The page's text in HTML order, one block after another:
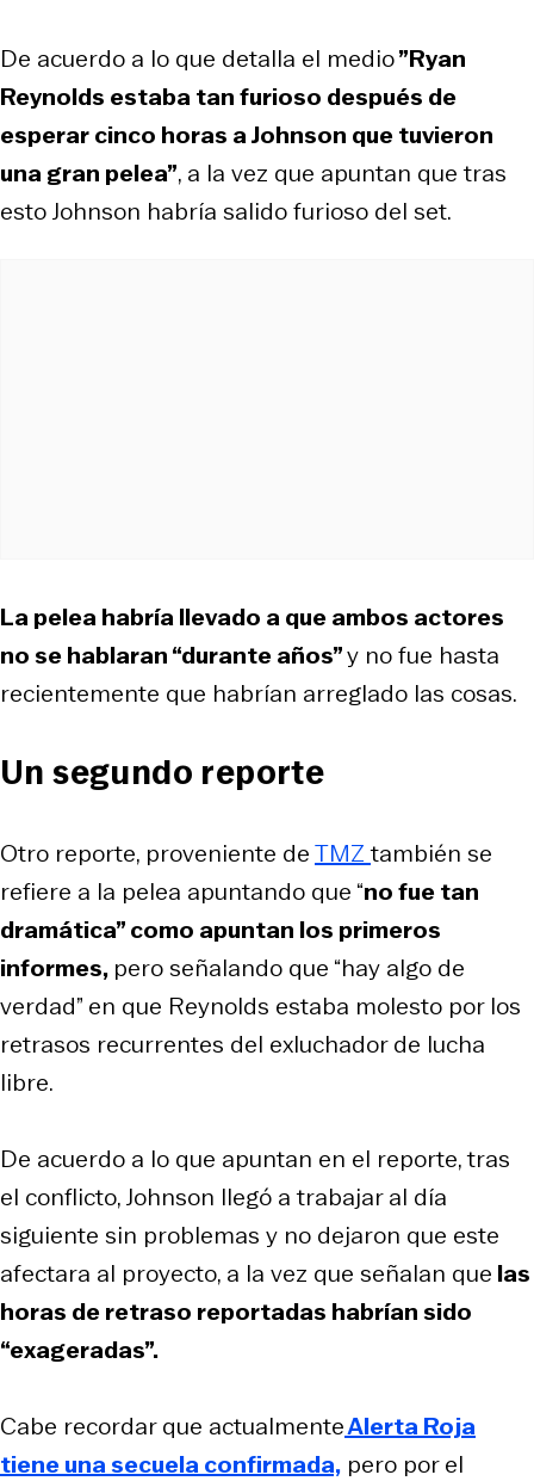
De acuerdo a lo que detalla el medio”Ryan
Reynolds estaba tan furioso después de
esperar cinco horas a Johnson que tuvieron
una gran pelea”, a la vez que apuntan que tras
esto Johnson habría salido furioso del set.
La pelea habría llevado a que ambos actores
no se hablaran “durante años”y no fue hasta
recientemente que habrían arreglado las cosas.
Un segundo reporte
Otro reporte, proveniente deTMZtambién se
refiere a la pelea apuntando que “no fue tan
dramática” como apuntan los primeros
informes, pero señalando que “hay algo de
verdad” en que Reynolds estaba molesto por los
retrasos recurrentes del exluchador de lucha
libre.
De acuerdo a lo que apuntan en el reporte, tras
el conflicto, Johnson llegó a trabajar al día
siguiente sin problemas y no dejaron que este
afectara al proyecto, a la vez que señalan que las
horas de retraso reportadas habrían sido
“exageradas”.
Cabe recordar que actualmenteAlerta Roja
tiene una secuela confirmada, pero por el